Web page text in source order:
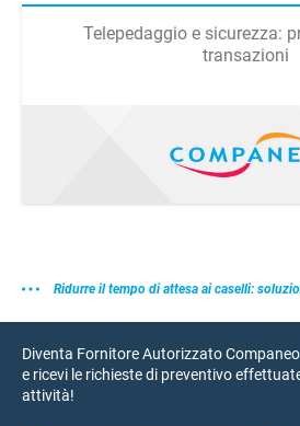
Telepedaggio e sicurezza:
transazioni
Ridurre il tempo di attesa ai caselli:
Diventa Fornitore Autorizzato Companeo
e ricevi le richieste di preventivo
attività!